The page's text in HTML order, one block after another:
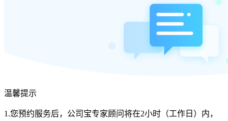
温馨提示
1.您预约服务后，公司宝专家顾问将在2小时（工作日）内，